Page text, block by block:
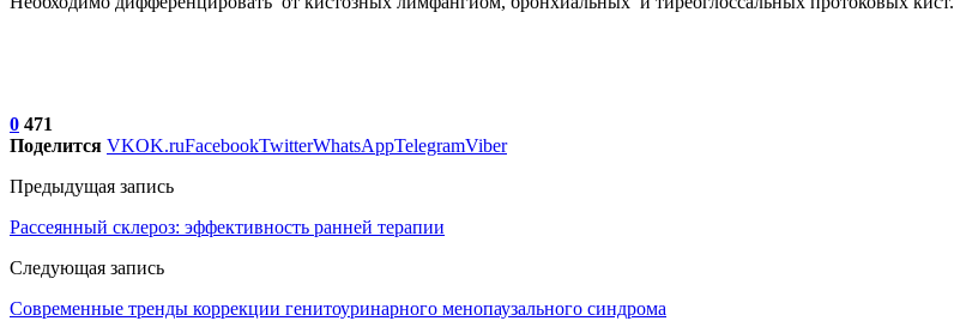
0 471
Поделится VKOK.ruFacebookTwitterWhatsAppTelegramViber
Предыдущая запись
Рассеянный склероз: эффективность ранней терапии
Следующая запись
Современные тренды коррекции генитоуринарного менопаузального синдрома